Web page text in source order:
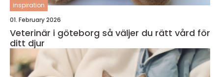
inspiration
01. February 2026
Veterinär i göteborg så väljer du rätt vård för
ditt djur